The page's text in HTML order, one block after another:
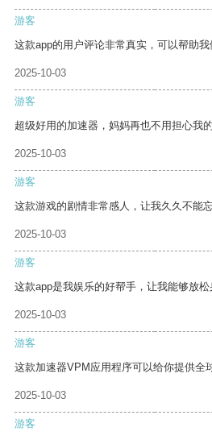
游客
这款app的用户评论非常真实，可以帮助我
2025-10-03
游客
超级好用的加速器，妈妈再也不用担心我
2025-10-03
游客
这款游戏的剧情非常感人，让我久久不能忘
2025-10-03
游客
这款app是我娱乐的好帮手，让我能够放松
2025-10-03
游客
这款加速器VPM应用程序可以给你提供全
2025-10-03
游客